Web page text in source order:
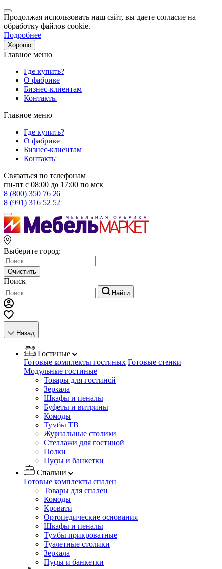
Продолжая использовать наш сайт, вы даете согласие на
обработку файлов cookie.
Подробнее
Хорошо
Главное меню
Где купить?
О фабрике
Бизнес-клиентам
Контакты
Главное меню
Где купить?
О фабрике
Бизнес-клиентам
Контакты
Связаться по телефонам
пн-пт с 08:00 до 17:00 по мск
8 (800) 350 76 26
8 (991) 316 52 52
Выберите город:
Очистить
Поиск
Найти
Назад
Гостиные
Готовые комплекты гостиных Готовые стенки
Модульные гостиные
Товары для гостиной
Зеркала
Шкафы и пеналы
Буфеты и витрины
Комоды
Тумбы ТВ
Журнальные столики
Стеллажи для гостиной
Полки
Пуфы и банкетки
Спальни
Готовые комплекты спален
Товары для спален
Комоды
Кровати
Ортопедические основания
Шкафы и пеналы
Тумбы прикроватные
Туалетные столики
Зеркала
Пуфы и банкетки